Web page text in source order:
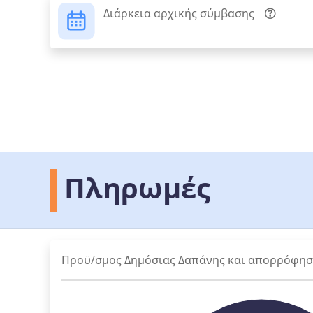
Διάρκεια αρχικής σύμβασης
Πληρωμές
Προϋ/σμος Δημόσιας Δαπάνης και